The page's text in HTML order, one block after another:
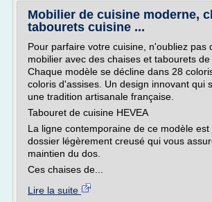
Mobilier de cuisine moderne,
tabourets cuisine ...
Pour parfaire votre cuisine, n'oubliez pas
mobilier avec des chaises et tabourets de
Chaque modèle se décline dans 28
coloris d'assises. Un design innovant qui
une tradition artisanale française.
Tabouret de cuisine HEVEA
La ligne contemporaine de ce modèle est
dossier légèrement creusé qui vous
maintien du dos.
Ces chaises de...
Lire la suite